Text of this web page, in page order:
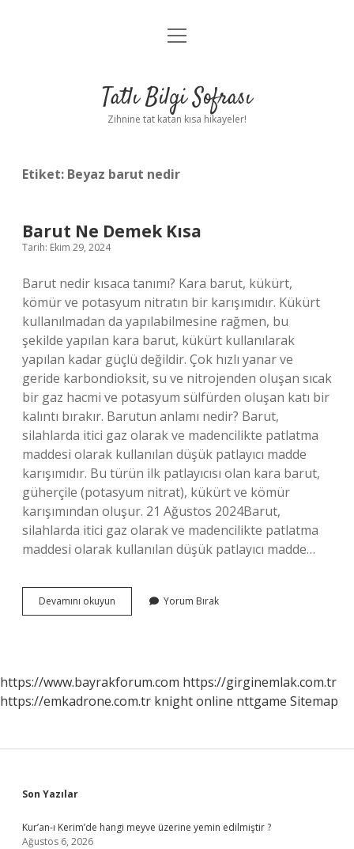
Anasayfa
Yasal Uyarı
menüyü
Tatlı Bilgi Sofrası
Zihnine tat katan kısa hikayeler!
Etiket: Beyaz barut nedir
Barut Ne Demek Kısa
Tarih: Ekim 29, 2024
Barut nedir kısaca tanımı? Kara barut, kükürt,
kömür ve potasyum nitratın bir karışımıdır. Kükürt
kullanılmadan da yapılabilmesine rağmen, bu
şekilde yapılan kara barut, kükürt kullanılarak
yapılan kadar güçlü değildir. Çok hızlı yanar ve
geride karbondioksit, su ve nitrojenden oluşan sıcak
bir gaz hacmi ve potasyum sülfürden oluşan katı bir
kalıntı bırakır. Barutun anlamı nedir? Barut,
silahlarda itici gaz olarak ve madencilikte patlatma
maddesi olarak kullanılan düşük patlayıcı madde
karışımıdır. Bu türün ilk patlayıcısı olan kara barut,
güherçile (potasyum nitrat), kükürt ve kömür
karışımından oluşur. 21 Ağustos 2024Barut,
silahlarda itici gaz olarak ve madencilikte patlatma
maddesi olarak kullanılan düşük patlayıcı madde…
Devamını okuyun
Ne
Yorum Bırak
https://www.bayrakforum.com https://girginemlak.com.tr
https://emkadrone.com.tr knight online nttgame Sitemap
Sidebar
Son Yazılar
Kur’an-ı Kerim’de hangi meyve üzerine yemin edilmiştir ?
Ağustos 6, 2026